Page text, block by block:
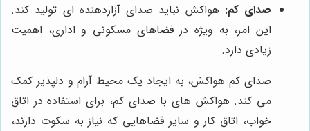
صدای کم: هواکش نباید صدای آزاردهنده ای تولید کند.
این امر، به ویژه در فضاهای مسکونی و اداری، اهمیت
زیادی دارد.
صدای کم هواکش، به ایجاد یک محیط آرام و دلپذیر کمک
می کند. هواکش های با صدای کم، برای استفاده در اتاق
خواب، اتاق کار و سایر فضاهایی که نیاز به سکوت دارند،